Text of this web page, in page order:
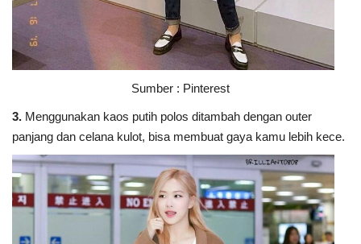
Sumber : Pinterest
3. Menggunakan kaos putih polos ditambah dengan outer
panjang dan celana kulot, bisa membuat gaya kamu lebih kece.